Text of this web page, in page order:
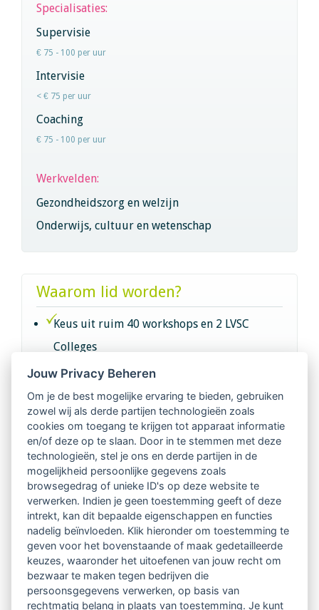
Specialisaties:
Supervisie
€ 75 - 100 per uur
Intervisie
< € 75 per uur
Coaching
€ 75 - 100 per uur
Werkvelden:
Gezondheidszorg en welzijn
Onderwijs, cultuur en wetenschap
Waarom lid worden?
Keus uit ruim 40 workshops en 2 LVSC
Colleges
Intervisie met geregistreerde vakgenoten
Netwerk van 2100 professionals in 14
regio's
Vindbaar voor opdrachtgevers
Tijdschrift voor
Begeleidingskunde & kennisbank
Beroepsregistratie (LVSC keurmerk)
Lid worden van LVSC
Jouw Privacy Beheren
Om je de best mogelijke ervaring te bieden, gebruiken
zowel wij als derde partijen technologieën zoals
cookies om toegang te krijgen tot apparaat informatie
en/of deze op te slaan. Door in te stemmen met deze
technologieën, stel je ons en derde partijen in de
mogelijkheid persoonlijke gegevens zoals
browsegedrag of unieke ID's op deze website te
verwerken. Indien je geen toestemming geeft of deze
intrekt, kan dit bepaalde eigenschappen en functies
nadelig beïnvloeden. Klik hieronder om toestemming te
geven voor het bovenstaande of maak gedetailleerde
keuzes, waaronder het uitoefenen van jouw recht om
bezwaar te maken tegen bedrijven die
persoonsgegevens verwerken, op basis van
rechtmatig belang in plaats van toestemming. Je kunt